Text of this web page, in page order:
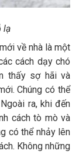
lạ
về nhà là một
cách dạy chó
thấy sợ hãi và
Chúng có thể
ra, khi đến
cách tò mò và
có thể nhảy lên
Không những